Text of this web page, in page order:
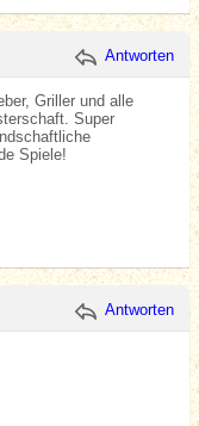
Antworten
Griller und alle
Super
Spiele!
Antworten